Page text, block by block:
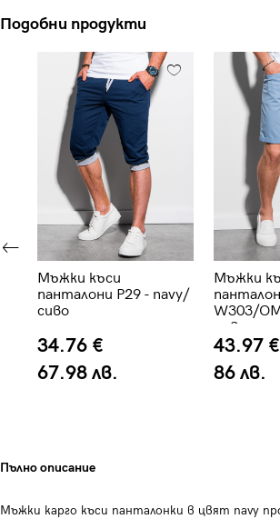
Подобни продукти
Мъжки къси
панталони P29 - navy/
сиво
34.76 €
67.98 лв.
Мъжки
W303/
- светло
43.97 €
86 лв.
Пълно описание
Мъжки карго къси панталонки в цвят navy